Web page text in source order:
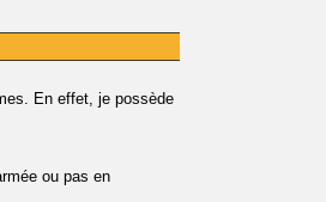
En effet, je possède
ou pas en